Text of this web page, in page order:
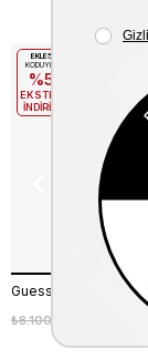
₺8.100,00
EKLE5
KODUYLA
%5
EKSTRA
İNDİRİM